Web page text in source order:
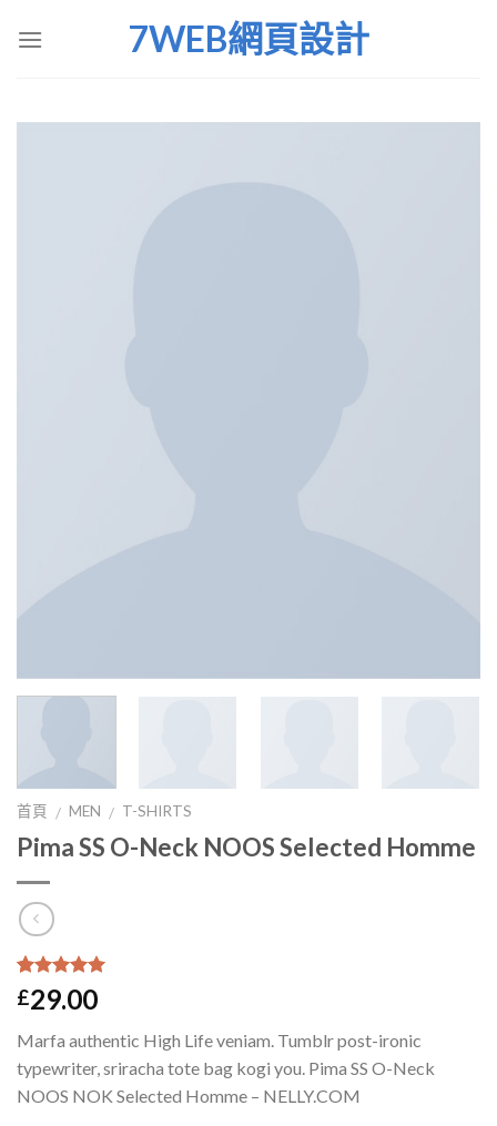
7WEB網頁設計
首頁 / MEN / T-SHIRTS
Pima SS O-Neck NOOS Selected Homme
5沒有
5
基
於
1
位顧客
£29.00
Marfa authentic High Life veniam. Tumblr post-ironic
typewriter, sriracha tote bag kogi you. Pima SS O-Neck
NOOS NOK Selected Homme – NELLY.COM